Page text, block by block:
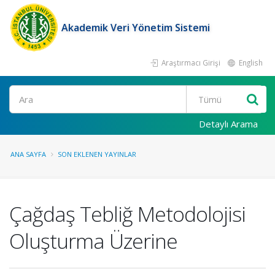
Akademik Veri Yönetim Sistemi
Araştırmacı Girişi English
Ara
Detaylı Arama
ANA SAYFA SON EKLENEN YAYINLAR
Çağdaş Tebliğ Metodolojisi
Oluşturma Üzerine